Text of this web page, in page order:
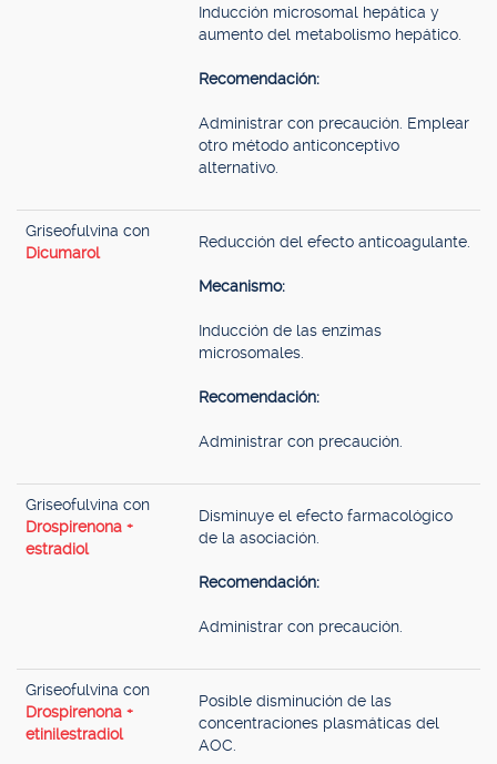
Inducción microsomal hepática y
aumento del metabolismo hepático.
Recomendación:
Administrar con precaución. Emplear
otro método anticonceptivo
alternativo.
Griseofulvina con
Dicumarol
Reducción del efecto anticoagulante.
Mecanismo:
Inducción de las enzimas
microsomales.
Recomendación:
Administrar con precaución.
Griseofulvina con
Drospirenona +
estradiol
Disminuye el efecto farmacológico
de la asociación.
Recomendación:
Administrar con precaución.
Griseofulvina con
Drospirenona +
etinilestradiol
Posible disminución de las
concentraciones plasmáticas del
AOC.